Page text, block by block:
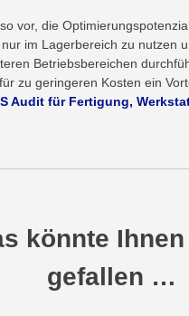
vor, die
im Lagerbereich zu nutzen
Betriebsbereichen
zu geringeren Kosten ein
Audit für Fertigung,
könnte
gefallen …